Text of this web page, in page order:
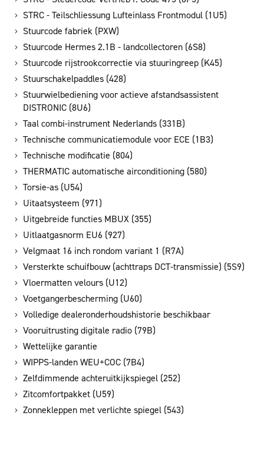
STRC - Teilschliessung Lufteinlass Frontmodul (1U5)
Stuurcode fabriek (PXW)
Stuurcode Hermes 2.1B - landcollectoren (6S8)
Stuurcode rijstrookcorrectie via stuuringreep (K45)
Stuurschakelpaddles (428)
Stuurwielbediening voor actieve afstandsassistent
DISTRONIC (8U6)
Taal combi-instrument Nederlands (331B)
Technische communicatiemodule voor ECE (1B3)
Technische modificatie (804)
THERMATIC automatische airconditioning (580)
Torsie-as (U54)
Uitaatsysteem (971)
Uitgebreide functies MBUX (355)
Uitlaatgasnorm EU6 (927)
Velgmaat 16 inch rondom variant 1 (R7A)
Versterkte schuifbouw (achttraps DCT-transmissie) (5S9)
Vloermatten velours (U12)
Voetgangerbescherming (U60)
Volledige dealeronderhoudshistorie beschikbaar
Vooruitrusting digitale radio (79B)
Wettelijke garantie
WIPPS-landen WEU+COC (7B4)
Zelfdimmende achteruitkijkspiegel (252)
Zitcomfortpakket (U59)
Zonnekleppen met verlichte spiegel (543)